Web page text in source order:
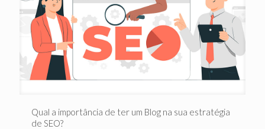
Qual a importância de ter um Blog na sua estratégia
de SEO?